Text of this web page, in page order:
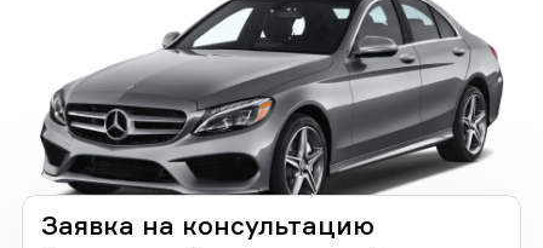
Заявка на консультацию